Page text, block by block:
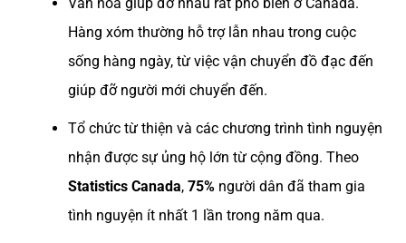
Hàng xóm thường hỗ trợ lẫn nhau trong cuộc
sống hàng ngày, từ việc vận chuyển đồ đạc đến
giúp đỡ người mới chuyển đến.
Tổ chức từ thiện và các chương trình tình nguyện
nhận được sự ủng hộ lớn từ cộng đồng. Theo
Statistics Canada, 75%người dân đã tham gia
tình nguyện ít nhất 1 lần trong năm qua.